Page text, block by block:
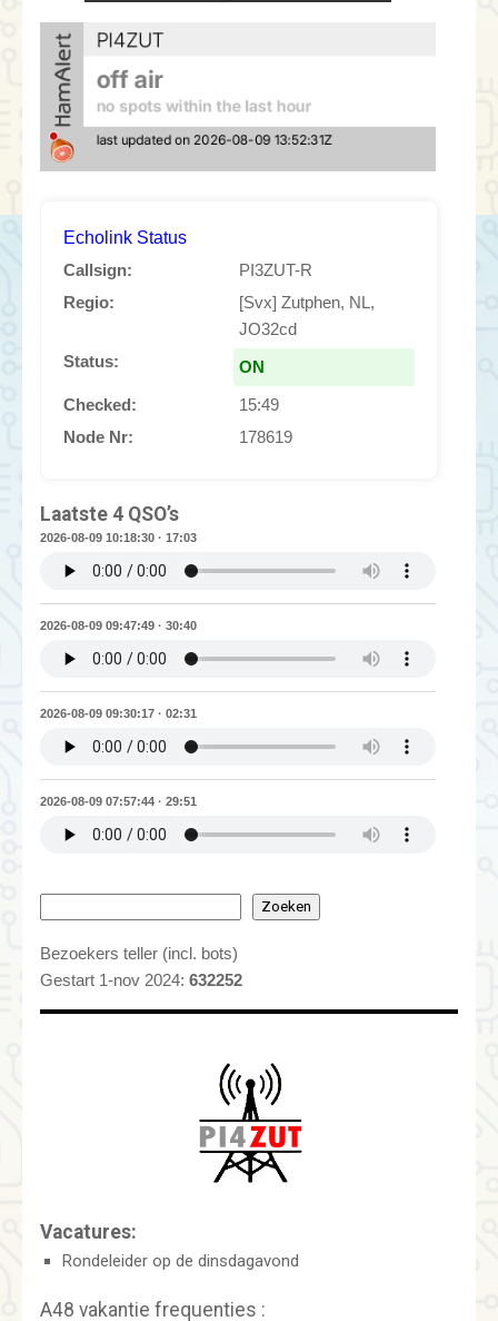
Echolink Status
Callsign:
PI3ZUT-R
Regio:
[Svx] Zutphen, NL,
JO32cd
Status:
ON
Checked:
15:49
Node Nr:
178619
Laatste 4 QSO’s
2026-08-09 10:18:30 · 17:03
2026-08-09 09:47:49 · 30:40
2026-08-09 09:30:17 · 02:31
2026-08-09 07:57:44 · 29:51
Zoeken
Bezoekers teller (incl. bots)
Gestart 1-nov 2024: 632252
Vacatures:
Rondeleider op de dinsdagavond
A48 vakantie frequenties :